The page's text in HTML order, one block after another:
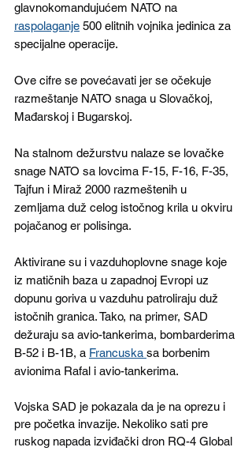
glavnokomandujućem NATO na
raspolaganje 500 elitnih vojnika jedinica za
specijalne operacije.
Ove cifre se povećavati jer se očekuje
razmeštanje NATO snaga u Slovačkoj,
Mađarskoj i Bugarskoj.
Na stalnom dežurstvu nalaze se lovačke
snage NATO sa lovcima F-15, F-16, F-35,
Tajfun i Miraž 2000 razmeštenih u
zemljama duž celog istočnog krila u okviru
pojačanog er polisinga.
Aktivirane su i vazduhoplovne snage koje
iz matičnih baza u zapadnoj Evropi uz
dopunu goriva u vazduhu patroliraju duž
istočnih granica. Tako, na primer, SAD
dežuraju sa avio-tankerima, bombarderima
B-52 i B-1B, a Francuska sa borbenim
avionima Rafal i avio-tankerima.
Vojska SAD je pokazala da je na oprezu i
pre početka invazije. Nekoliko sati pre
ruskog napada izviđački dron RQ-4 Global